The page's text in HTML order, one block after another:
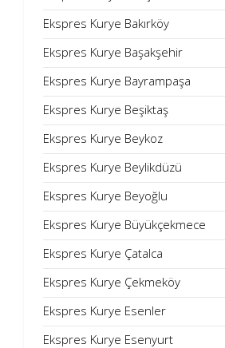
Ekspres Kurye Bakırköy
Ekspres Kurye Başakşehir
Ekspres Kurye Bayrampaşa
Ekspres Kurye Beşiktaş
Ekspres Kurye Beykoz
Ekspres Kurye Beylikdüzü
Ekspres Kurye Beyoğlu
Ekspres Kurye Büyükçekmece
Ekspres Kurye Çatalca
Ekspres Kurye Çekmeköy
Ekspres Kurye Esenler
Ekspres Kurye Esenyurt